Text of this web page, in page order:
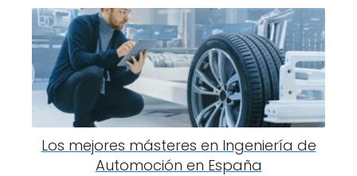
Los mejores másteres en Ingeniería de
Automoción en España